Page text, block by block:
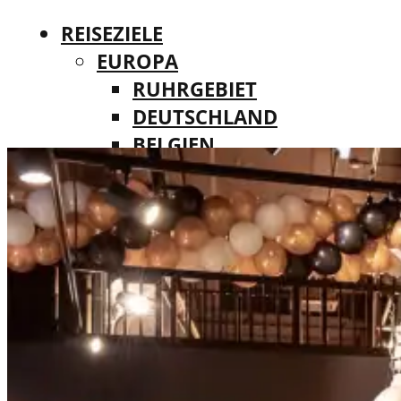
REISEZIELE
EUROPA
RUHRGEBIET
DEUTSCHLAND
BELGIEN
DÄNEMARK
FINNLAND
FRANKREICH
IRLAND
ITALIEN
LUXEMBURG
MALTA
REISEZIELE
EUROPA
RUHRGEBIET
DEUTSCHLAND
BELGIEN
DÄNEMARK
FINNLAND